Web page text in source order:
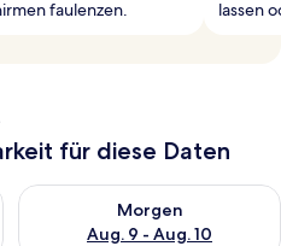
faulenzen.
lassen
für diese Daten
heute Nacht, Aug. 8 - Aug. 9.
Morgen
Aug. 9 - Aug. 10
Überprüfe die Verfügbarkeit